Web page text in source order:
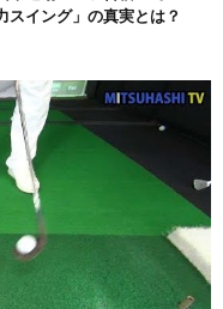
スイング」の真実とは？